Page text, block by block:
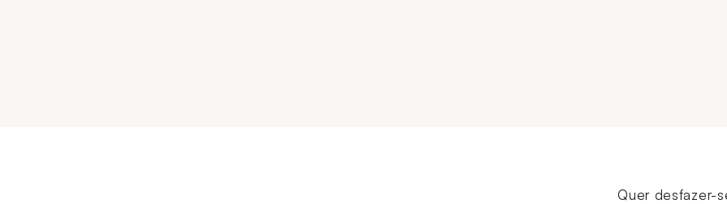
Quer desfazer-